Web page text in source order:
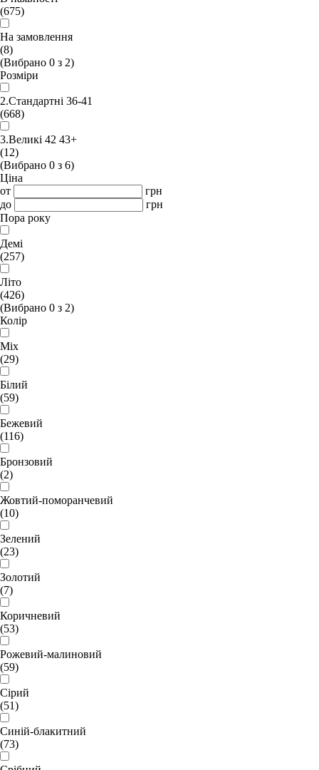
(675)
На замовлення
(8)
(Вибрано 0 з 2)
Розміри
2.Стандартні 36-41
(668)
3.Великі 42 43+
(12)
(Вибрано 0 з 6)
Ціна
от
грн
до
грн
Пора року
Демі
(257)
Літо
(426)
(Вибрано 0 з 2)
Колір
Mix
(29)
Білий
(59)
Бежевий
(116)
Бронзовий
(2)
Жовтий-поморанчевий
(10)
Зелений
(23)
Золотий
(7)
Коричневий
(53)
Рожевий-малиновий
(59)
Сірий
(51)
Синій-блакитний
(73)